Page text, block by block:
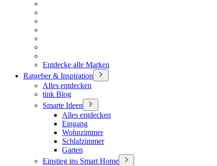
Entdecke alle Marken
Ratgeber & Inspiration
Alles entdecken
tink Blog
Smarte Ideen
Alles entdecken
Eingang
Wohnzimmer
Schlafzimmer
Garten
Einstieg ins Smart Home